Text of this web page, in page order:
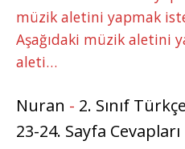
müzik aletini yapmak
Aşağıdaki müzik aletini
aleti…
Nuran - 2. Sınıf
23-24. Sayfa Cevapları